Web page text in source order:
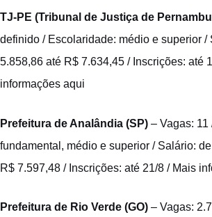
TJ-PE (Tribunal de Justiça de
definido / Escolaridade: médio e superior /
5.858,86 até R$ 7.634,45 / Inscrições: até
informações aqui
Prefeitura de Analândia (SP) – Vagas:
fundamental, médio e superior / Salário:
R$ 7.597,48 / Inscrições: até 21/8 / Mais
Prefeitura de Rio Verde (GO) – Vagas: